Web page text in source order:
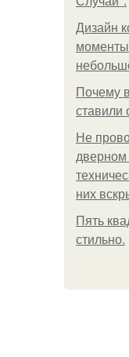
Дизайн
моменты
Почему
ставили
Не
дверном
них
Пять
стильнo.